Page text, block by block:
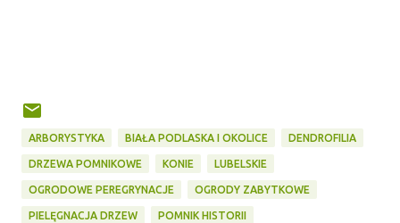
ARBORYSTYKA BIAŁA PODLASKA I OKOLICE DENDROFILIA
DRZEWA POMNIKOWE KONIE LUBELSKIE
OGRODOWE PEREGRYNACJE OGRODY ZABYTKOWE
PIELĘGNACJA DRZEW POMNIK HISTORII